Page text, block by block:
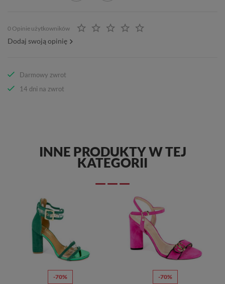
0 Opinie użytkowników
Dodaj swoją opinię
Darmowy zwrot
14 dni na zwrot
INNE PRODUKTY W TEJ
KATEGORII
-70% -70%